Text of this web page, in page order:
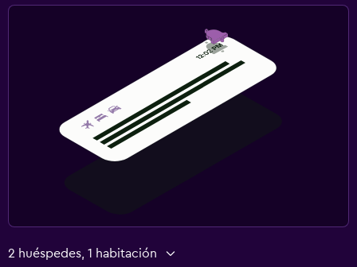
2 huéspedes, 1 habitación